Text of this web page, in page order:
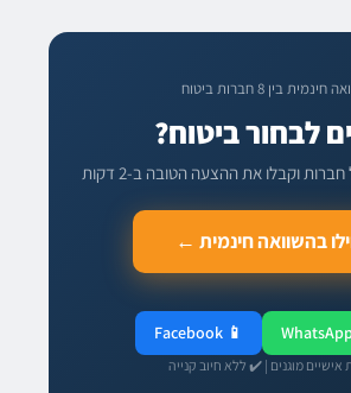
חינמית בין 8 חברות ביטוח
לבחור ביטוח?
וקבלו את ההצעה הטובה ב-2 דקות
בהשוואה חינמית ←
📱 Facebook
אישיים מוגנים | ✔️ ללא חיוב קנייה